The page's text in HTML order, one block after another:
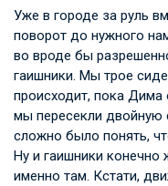
Уже в городе за руль
поворот до нужного
во вроде бы
гаишники. Мы трое
происходит, пока
мы пересекли двойную
сложно было понять,
Ну и гаишники конечно
именно там. Кстати,